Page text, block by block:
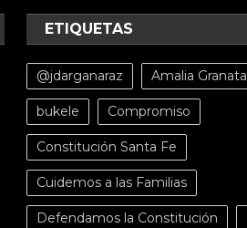
ETIQUETAS
@jdarganaraz Amalia Granata
bukele Compromiso
Constitución Santa Fe
Cuidemos a las Familias
Defendamos la Constitución